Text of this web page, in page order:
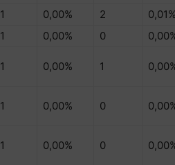
1 0,00% 2
1 0,00% 0
1 0,00% 1
1 0,00% 0
1 0,00% 0